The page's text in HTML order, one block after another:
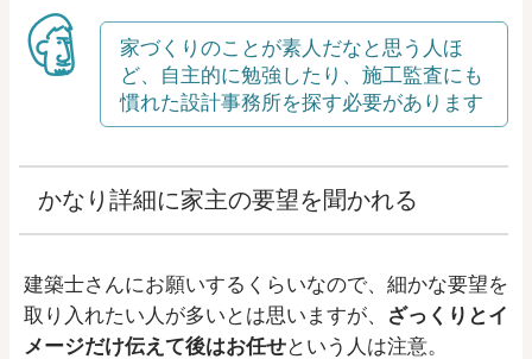
家づくりのことが素人だなと思う人ほ
ど、自主的に勉強したり、施工監査にも
慣れた設計事務所を探す必要があります
かなり詳細に家主の要望を聞かれる
建築士さんにお願いするくらいなので、細かな要望を
取り入れたい人が多いとは思いますが、 ざっくりとイ
メージだけ伝えて後はお任せという人は注意。